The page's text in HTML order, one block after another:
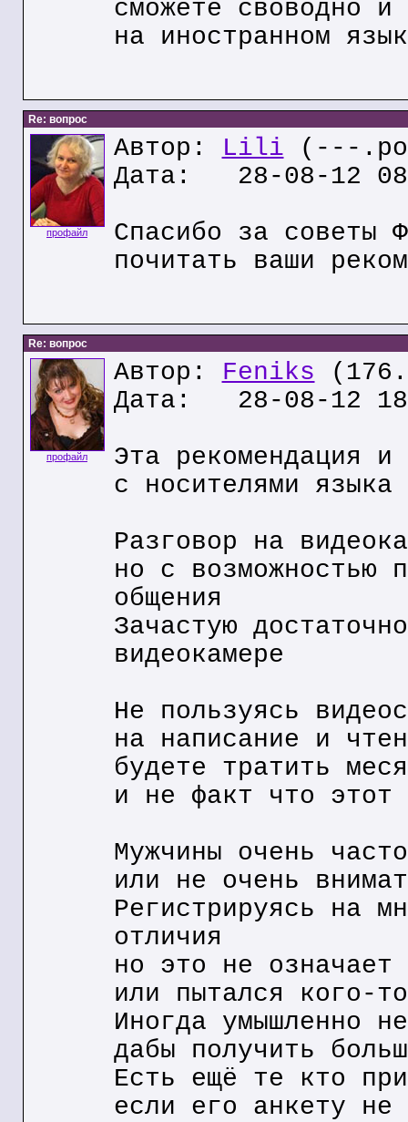
сможете своводно и
на иностранном
Re: вопрос
профайл
Автор: Lili (---
Дата: 28-08-12
Спасибо за советы
почитать ваши
Re: вопрос
профайл
Автор: Feniks
Дата: 28-08-12
Эта рекомендация и
с носителями языка
Разговор на
но с возможностью
общения
Зачастую
видеокамере
Не пользуясь
на написание и
будете тратить
и не факт что этот
Мужчины очень
или не очень
Регистрируясь на
отличия
но это не означает
или пытался кого-
Иногда умышленно
дабы получить
Есть ещё те кто
если его анкету